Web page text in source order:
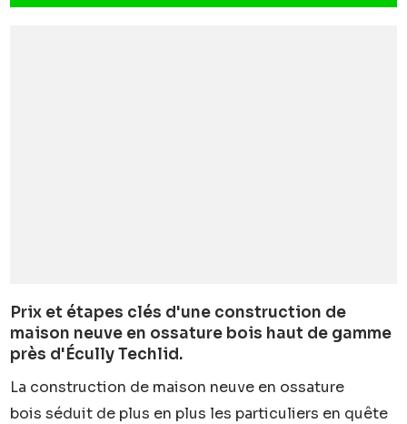
Prix et étapes clés d'une construction de
maison neuve en ossature bois haut de gamme
près d'Écully Techlid.
La construction de maison neuve en ossature
bois séduit de plus en plus les particuliers en quête